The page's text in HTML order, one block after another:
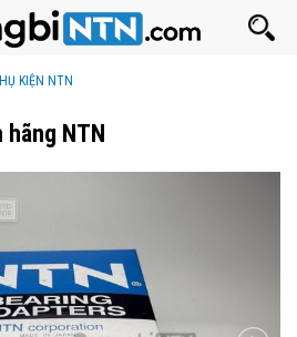
KIỆN NTN
hãng NTN